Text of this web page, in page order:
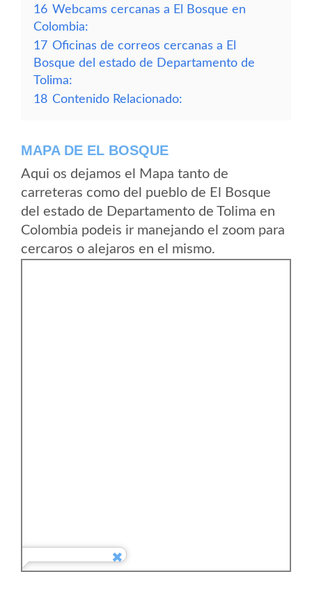
16 Webcams cercanas a El Bosque en
Colombia:
17 Oficinas de correos cercanas a El
Bosque del estado de Departamento de
Tolima:
18 Contenido Relacionado:
MAPA DE EL BOSQUE
Aqui os dejamos el Mapa tanto de
carreteras como del pueblo de El Bosque
del estado de Departamento de Tolima en
Colombia podeis ir manejando el zoom para
cercaros o alejaros en el mismo.